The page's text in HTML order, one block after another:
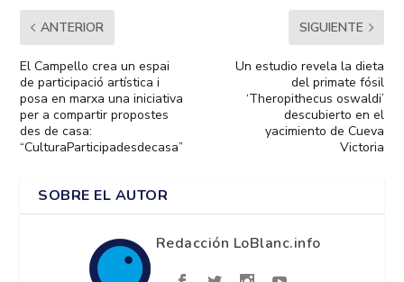
ANTERIOR
El Campello crea un espai
de participació artística i
posa en marxa una iniciativa
per a compartir propostes
des de casa:
“CulturaParticipadesdecasa”
SIGUIENTE
Un estudio revela la dieta
del primate fósil
‘Theropithecus oswaldi’
descubierto en el
yacimiento de Cueva
Victoria
SOBRE EL AUTOR
Redacción LoBlanc.info